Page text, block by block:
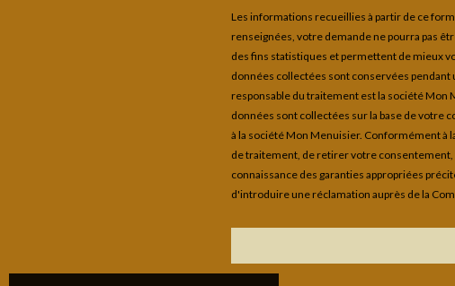
Les informations recueillies à partir de ce
renseignées, votre demande ne pourra pas
des fins statistiques et permettent de mieux
données collectées sont conservées pendant
responsable du traitement est la société Mon
données sont collectées sur la base de votre
à la société Mon Menuisier. Conformément à
de traitement, de retirer votre
connaissance des garanties appropriées
d'introduire une réclamation auprès de la